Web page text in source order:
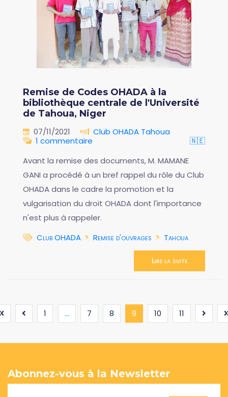
Remise de Codes OHADA à la
bibliothèque centrale de l'Université
de Tahoua, Niger
07/11/2021
Club OHADA Tahoua
1 commentaire
🇳🇪
Avant la remise des documents, M. MAMANE
GANI a procédé à un bref rappel du rôle du Club
OHADA dans le cadre la promotion et la
vulgarisation du droit OHADA dont l'importance
n'est plus à rappeler.
Club OHADA
Remise d'ouvrages Tahoua
Lire la suite
1 ... 7 8 9 (current)
10 11
Abonnez-vous à la Newsletter